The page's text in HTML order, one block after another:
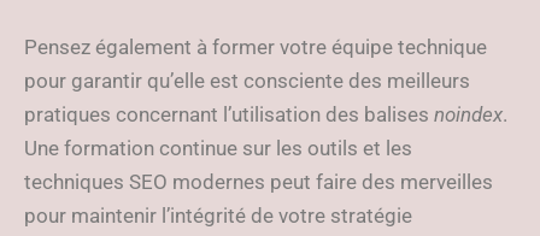
Pensez également à former votre équipe technique
pour garantir qu’elle est consciente des meilleurs
pratiques concernant l’utilisation des balises noindex.
Une formation continue sur les outils et les
techniques SEO modernes peut faire des merveilles
pour maintenir l’intégrité de votre stratégie